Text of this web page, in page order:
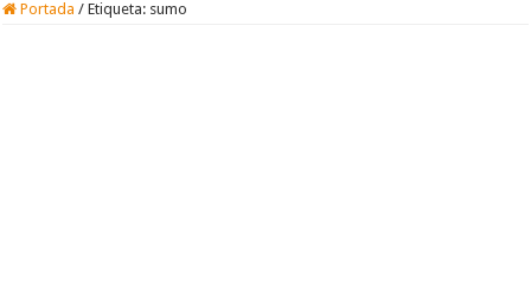
Portada / Etiqueta: sumo